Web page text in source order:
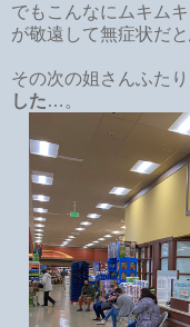
でもこんなにムキム
が敬遠して無症状だと
その次の姐さんふたり
した…。